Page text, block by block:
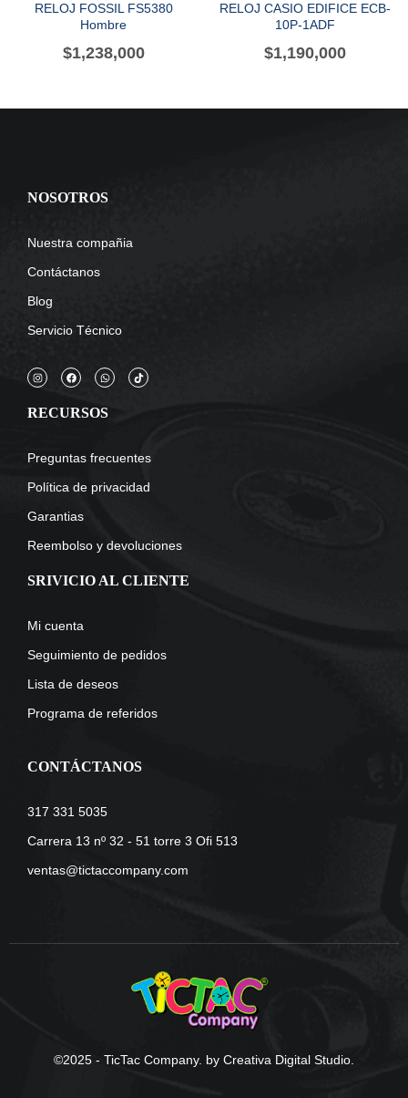
RELOJ FOSSIL FS5380
Hombre
$1,238,000
RELOJ CASIO EDIFICE ECB-
10P-1ADF
$1,190,000
NOSOTROS
Nuestra compañia
Contáctanos
Blog
Servicio Técnico
RECURSOS
Preguntas frecuentes
Política de privacidad
Garantias
Reembolso y devoluciones
SRIVICIO AL CLIENTE
Mi cuenta
Seguimiento de pedidos
Lista de deseos
Programa de referidos
CONTÁCTANOS
317 331 5035
Carrera 13 nº 32 - 51 torre 3 Ofi 513
ventas@tictaccompany.com
©2025 - TicTac Company. by Creativa Digital Studio.